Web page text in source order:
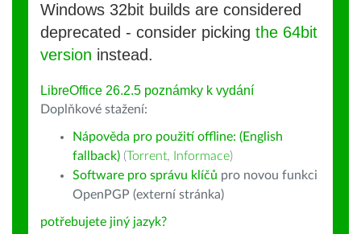
Windows 32bit builds are considered
deprecated - consider picking the 64bit
version instead.
LibreOffice 26.2.5 poznámky k vydání
Doplňkové stažení:
Nápověda pro použití offline: (English
fallback) (Torrent, Informace)
Software pro správu klíčů pro novou funkci
OpenPGP (externí stránka)
potřebujete jiný jazyk?